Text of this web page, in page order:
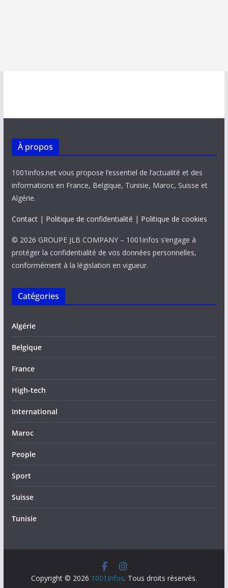
À propos
1001infos.net vous propose l’essentiel de l’actualité et des
informations en France, Belgique, Tunisie, Maroc, Suisse et
Algérie.
Contact| Politique de confidentialité | Politique de cookies
© 2026 GROUPE JLB COMPANY – 1001infos s’engage à
protéger la confidentialité de vos données personnelles,
conformément à la législation en vigueur.
Catégories
Algérie
Belgique
France
High-tech
International
Maroc
People
Sport
Suisse
Tunisie
Copyright © 2026 1001Infos. Tous droits réservés.